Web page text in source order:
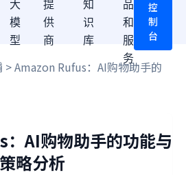
大
模
型
提
供
商
知
识
库
品
和
服
务
控
制
台
> Amazon Rufus：AI购物助手的
AI购物助手的功能与
策略分析